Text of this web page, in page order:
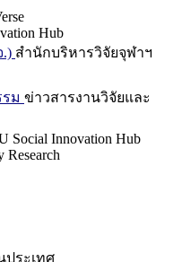
Hub
.) สำนักบริหารวิจัยจุฬาฯ
ม ข่าวสารงานวิจัยและ
Social Innovation Hub
Research
ประเทศ